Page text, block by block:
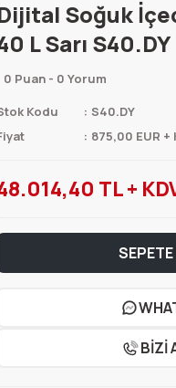
Soğuk
L Sarı S40.DY
0 Puan - 0 Yorum
Kodu
S40.DY
875,00 EUR +
TL +
SEPETE
BİZİ